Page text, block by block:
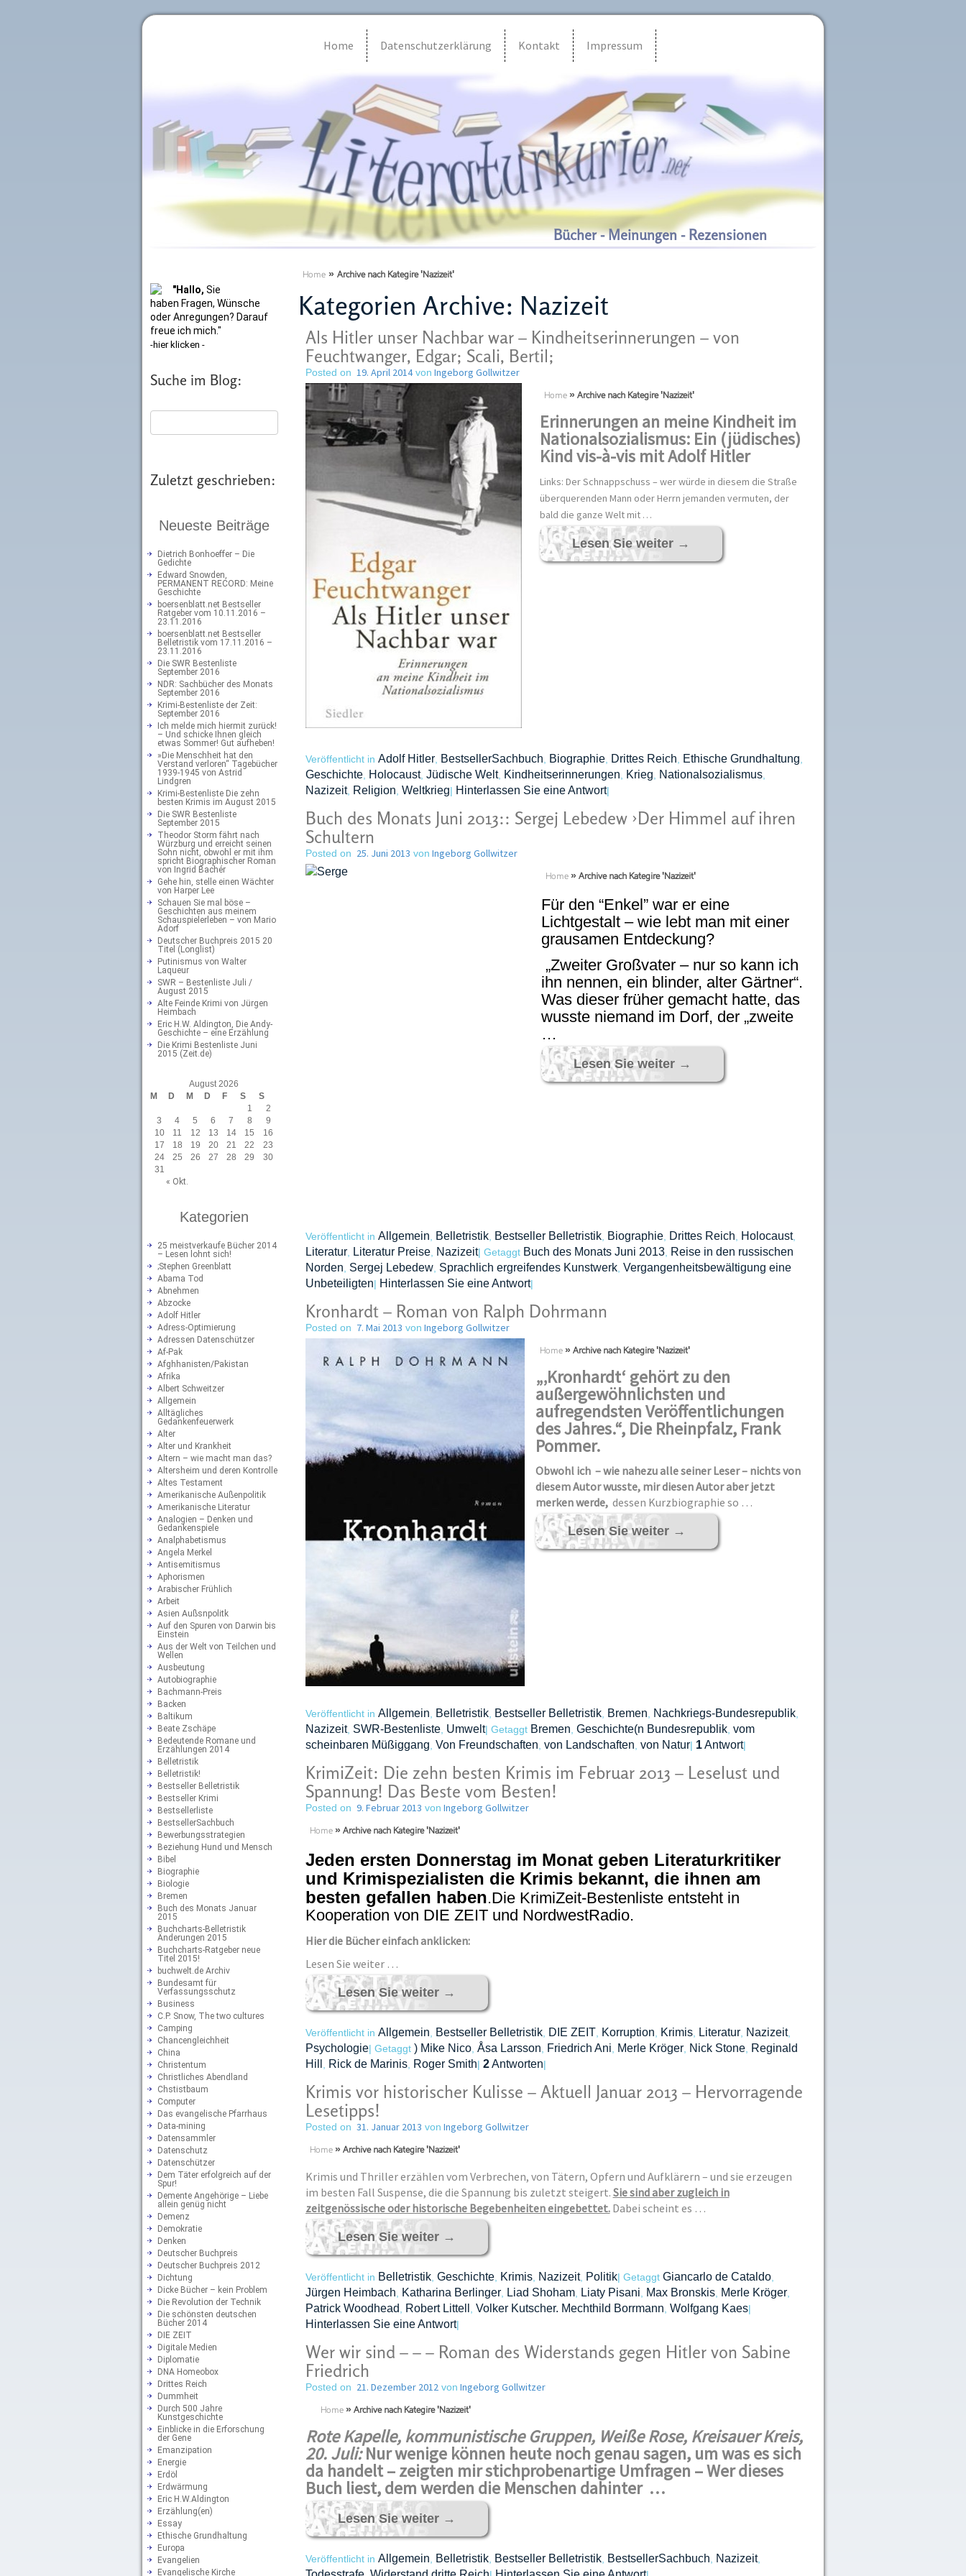
Home Datenschutzerklärung Kontakt Impressum
Bücher - Meinungen - Rezensionen
"Hallo, Sie
haben Fragen, Wünsche
oder Anregungen? Darauf
freue ich mich."
-hier klicken -
Suche im Blog:
Zuletzt geschrieben:
Neueste Beiträge
Dietrich Bonhoeffer – Die
Gedichte
Edward Snowden,
PERMANENT RECORD: Meine
Geschichte
boersenblatt.net Bestseller
Ratgeber vom 10.11.2016 –
23.11.2016
boersenblatt.net Bestseller
Belletristik vom 17.11.2016 –
23.11.2016
Die SWR Bestenliste
September 2016
NDR: Sachbücher des Monats
September 2016
Krimi-Bestenliste der Zeit:
September 2016
Ich melde mich hiermit zurück!
– Und schicke Ihnen gleich
etwas Sommer! Gut aufheben!
»Die Menschheit hat den
Verstand verloren“ Tagebücher
1939-1945 von Astrid
Lindgren
Krimi-Bestenliste Die zehn
besten Krimis im August 2015
Die SWR Bestenliste
September 2015
Theodor Storm fährt nach
Würzburg und erreicht seinen
Sohn nicht, obwohl er mit ihm
spricht Biographischer Roman
von Ingrid Bachér
Gehe hin, stelle einen Wächter
von Harper Lee
Schauen Sie mal böse –
Geschichten aus meinem
Schauspielerleben – von Mario
Adorf
Deutscher Buchpreis 2015 20
Titel (Longlist)
Putinismus von Walter
Laqueur
SWR – Bestenliste Juli /
August 2015
Alte Feinde Krimi von Jürgen
Heimbach
Eric H.W. Aldington, Die Andy-
Geschichte – eine Erzählung
Die Krimi Bestenliste Juni
2015 (Zeit.de)
August 2026
M
D M D F S S
« Okt.
1
2
3
4 5 6 7 8
9
10
11 12 13 14 15
16
17
18 19 20 21 22
23
24
25 26 27 28 29
30
31
Kategorien
25 meistverkaufe Bücher 2014
– Lesen lohnt sich!
;Stephen Greenblatt
Abama Tod
Abnehmen
Abzocke
Adolf Hitler
Adress-Optimierung
Adressen Datenschützer
Af-Pak
Afghhanisten/Pakistan
Afrika
Albert Schweitzer
Allgemein
Alltägliches
Gedankenfeuerwerk
Alter
Alter und Krankheit
Altern – wie macht man das?
Altersheim und deren Kontrolle
Altes Testament
Amerikanische Außenpolitik
Amerikanische Literatur
Analogien – Denken und
Gedankenspiele
Analphabetismus
Angela Merkel
Antisemitismus
Aphorismen
Arabischer Frühlich
Arbeit
Asien Außsnpolitk
Auf den Spuren von Darwin bis
Einstein
Aus der Welt von Teilchen und
Wellen
Ausbeutung
Autobiographie
Bachmann-Preis
Backen
Baltikum
Beate Zschäpe
Bedeutende Romane und
Erzählungen 2014
Belletristik
Belletristik!
Bestseller Belletristik
Bestseller Krimi
Bestsellerliste
BestsellerSachbuch
Bewerbungsstrategien
Beziehung Hund und Mensch
Bibel
Biographie
Biologie
Bremen
Buch des Monats Januar
2015
Buchcharts-Belletristik
Änderungen 2015
Buchcharts-Ratgeber neue
Titel 2015!
buchwelt.de Archiv
Bundesamt für
Verfassungsschutz
Business
C.P. Snow, The two cultures
Camping
Chancengleichheit
China
Christentum
Christliches Abendland
Chstistbaum
Computer
Das evangelische Pfarrhaus
Data-mining
Datensammler
Datenschutz
Datenschützer
Dem Täter erfolgreich auf der
Spur!
Demente Angehörige – Liebe
allein genüg nicht
Demenz
Demokratie
Denken
Deutscher Buchpreis
Deutscher Buchpreis 2012
Dichtung
Dicke Bücher – kein Problem
Die Revolution der Technik
Die schönsten deutschen
Bücher 2014
DIE ZEIT
Digitale Medien
Diplomatie
DNA Homeobox
Drittes Reich
Dummheit
Durch 500 Jahre
Kunstgeschichte
Einblicke in die Erforschung
der Gene
Emanzipation
Energie
Erdöl
Erdwärmung
Eric H.W.Aldington
Erzählung(en)
Essay
Ethische Grundhaltung
Europa
Evangelien
Evangelische Kirche
Home » Archive nach Kategire 'Nazizeit'
Kategorien Archive: Nazizeit
Als Hitler unser Nachbar war – Kindheitserinnerungen – von
Feuchtwanger, Edgar; Scali, Bertil;
Posted on 19. April 2014von Ingeborg Gollwitzer
Home » Archive nach Kategire 'Nazizeit'
Erinnerungen an meine Kindheit im
Nationalsozialismus: Ein (jüdisches)
Kind vis-à-vis mit Adolf Hitler
Links: Der Schnappschuss – wer würde in diesem die Straße
überquerenden Mann oder Herrn jemanden vermuten, der
bald die ganze Welt mit …
Lesen Sie weiter →
Veröffentlicht in Adolf Hitler, BestsellerSachbuch Biographie, Drittes Reich Ethische Grundhaltung
Geschichte, Holocaust, Jüdische Welt, Kindheitserinnerungen Krieg Nationalsozialismus,
Nazizeit, Religion Weltkrieg| Hinterlassen Sie eine Antwort|
Buch des Monats Juni 2013:: Sergej Lebedew ›Der Himmel auf ihren
Schultern
Posted on 25. Juni 2013 von Ingeborg Gollwitzer
Home » Archive nach Kategire 'Nazizeit'
Für den “Enkel” war er eine
Lichtgestalt – wie lebt man mit einer
grausamen Entdeckung?
„Zweiter Großvater – nur so kann ich
ihn nennen, ein blinder, alter Gärtner“.
Was dieser früher gemacht hatte, das
wusste niemand im Dorf, der „zweite
…
Lesen Sie weiter →
Veröffentlicht in Allgemein Belletristik, Bestseller Belletristik, Biographie, Drittes Reich Holocaust,
Literatur, Literatur Preise, Nazizeit| Getaggt Buch des Monats Juni 2013,
Reise in den russischen
Norden Sergej Lebedew, Sprachlich ergreifendes Kunstwerk, Vergangenheitsbewältigung eine
Unbeteiligten| Hinterlassen Sie eine Antwort|
Kronhardt – Roman von Ralph Dohrmann
Posted on 7. Mai 2013 von Ingeborg Gollwitzer
Home » Archive nach Kategire 'Nazizeit'
„‚Kronhardt‘ gehört zu den
außergewöhnlichsten und
aufregendsten Veröffentlichungen
des Jahres.“, Die Rheinpfalz, Frank
Pommer.
Obwohl ich – wie nahezu alle seiner Leser – nichts von
diesem Autor wusste, mir diesen Autor aber jetzt
merken werde,dessen Kurzbiographie so …
Lesen Sie weiter →
Veröffentlicht in Allgemein Belletristik, Bestseller Belletristik, Bremen Nachkriegs-Bundesrepublik,
Nazizeit, SWR-Bestenliste, Umwelt| Getaggt Bremen Geschichte(n Bundesrepublik, vom
scheinbaren Müßiggang Von Freundschaften von Landschaften von Natur| 1Antwort|
KrimiZeit: Die zehn besten Krimis im Februar 2013 – Leselust und
Spannung! Das Beste vom Besten!
Posted on 9. Februar 2013 von Ingeborg Gollwitzer
Home » Archive nach Kategire 'Nazizeit'
Jeden ersten Donnerstag im Monat geben Literaturkritiker
und Krimispezialisten die Krimis bekannt, die ihnen am
besten gefallen haben.Die KrimiZeit-Bestenliste entsteht in
Kooperation von DIE ZEIT und NordwestRadio.
Hier die Bücher einfach anklicken:
Lesen Sie weiter …
Lesen Sie weiter →
Veröffentlicht in Allgemein Bestseller Belletristik, DIE ZEIT Korruption Krimis, Literatur, Nazizeit,
Psychologie| Getaggt ) Mike Nico, Åsa Larsson Friedrich Ani Merle Kröger, Nick Stone,
Reginald
Hill
Rick de Marinis, Roger Smith| 2Antworten|
Krimis vor historischer Kulisse – Aktuell Januar 2013 – Hervorragende
Lesetipps!
Posted on 31. Januar 2013 von Ingeborg Gollwitzer
Home » Archive nach Kategire 'Nazizeit'
Krimis und Thriller erzählen vom Verbrechen, von Tätern, Opfern und Aufklärern – und sie erzeugen
im besten Fall Suspense, die die Spannung bis zuletzt steigert. Sie sind aber zugleich in
zeitgenössische oder his­torische Begebenheiten eingebettet.Dabei scheint es …
Lesen Sie weiter →
Veröffentlicht in Belletristik, Geschichte, Krimis, Nazizeit, Politik| Getaggt Giancarlo de Cataldo,
Jürgen Heimbach Katharina Berlinger, Liad Shoham, Liaty Pisani Max Bronskis, Merle Kröger,
Patrick Woodhead Robert Littell Volker Kutscher. Mechthild Borrmann Wolfgang Kaes|
Hinterlassen Sie eine Antwort|
Wer wir sind – – – Roman des Widerstands gegen Hitler von Sabine
Friedrich
Posted on 21. Dezember 2012 von Ingeborg Gollwitzer
Home » Archive nach Kategire 'Nazizeit'
Rote Kapelle, kommunistische Gruppen, Weiße Rose, Kreisauer Kreis,
20. Juli:Nur wenige können heute noch genau sagen, um was es sich
da handelt – zeigten mir stichprobenartige Umfragen – Wer dieses
Buch liest, dem werden die Menschen dahinter …
Lesen Sie weiter →
Veröffentlicht in Allgemein Belletristik, Bestseller Belletristik, BestsellerSachbuch Nazizeit,